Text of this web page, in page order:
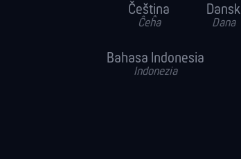
Čeština
Ĉeĥa
Dansk
Dana
Bahasa Indonesia
Indonezia